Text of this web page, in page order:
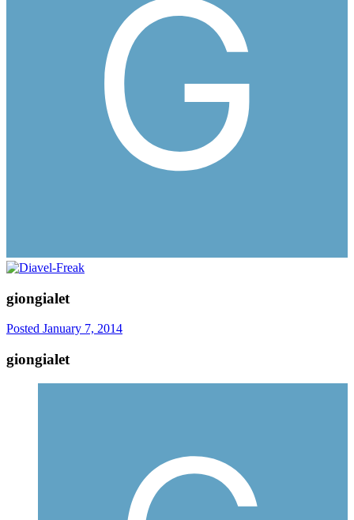
giongialet
Posted January 7, 2014
giongialet